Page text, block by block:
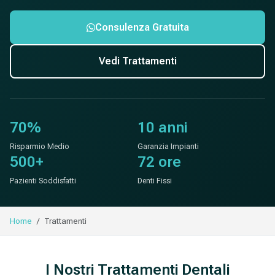
Consulenza Gratuita
Vedi Trattamenti
70%
Risparmio Medio
10 anni
Garanzia Impianti
500+
Pazienti Soddisfatti
72 ore
Denti Fissi
Home Trattamenti
I Nostri Trattamenti Dentali